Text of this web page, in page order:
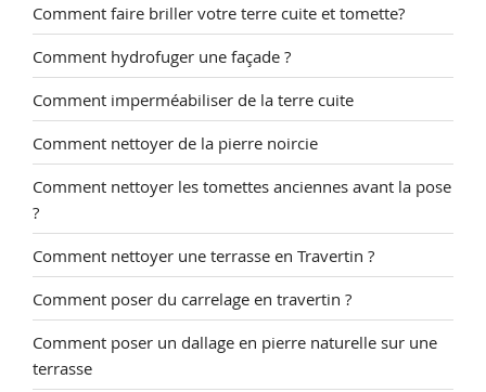
Comment faire briller votre terre cuite et tomette?
Comment hydrofuger une façade ?
Comment imperméabiliser de la terre cuite
Comment nettoyer de la pierre noircie
Comment nettoyer les tomettes anciennes avant la pose
?
Comment nettoyer une terrasse en Travertin ?
Comment poser du carrelage en travertin ?
Comment poser un dallage en pierre naturelle sur une
terrasse